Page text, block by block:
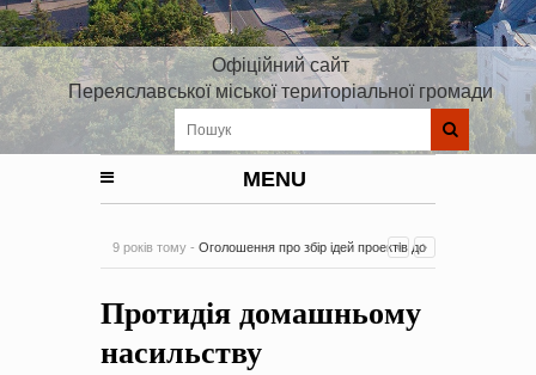
Офіційний сайт
Переяславської міської територіальної громади
MENU
9 років тому - Оголошення про збір ідей проектів до
на період 2018 – 2020 роки Оголошення про збір ідей
проектів
0 Коментарів
Протидія домашньому
насильству